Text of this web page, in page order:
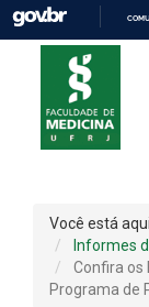
Você está
Informes
Confira os
Programa de